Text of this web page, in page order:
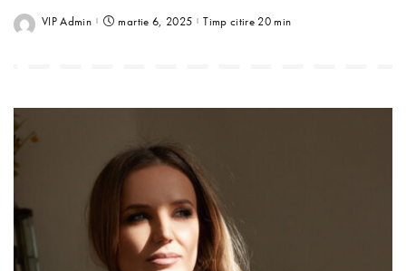
VIP Admin martie 6, 2025 Timp citire 20 min